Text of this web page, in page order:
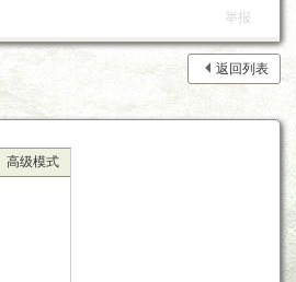
举报
返回列表
高级模式